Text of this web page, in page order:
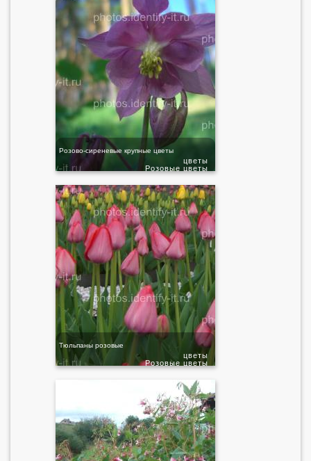
Розово-сиреневые крупные цветы
Розовые цветы
цветы
Тюльпаны розовые
Розовые цветы
цветы